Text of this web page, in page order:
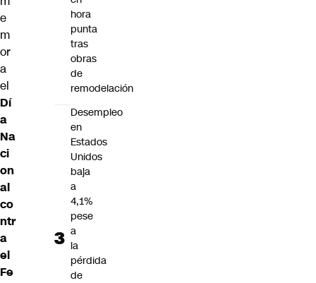
e
m
or
a
el
Dí
a
Na
ci
on
al
co
ntr
a
el
Fe
hora
punta
tras
obras
de
remodelación
Desempleo
en
Estados
Unidos
baja
a
4,1%
pese
a
la
pérdida
de